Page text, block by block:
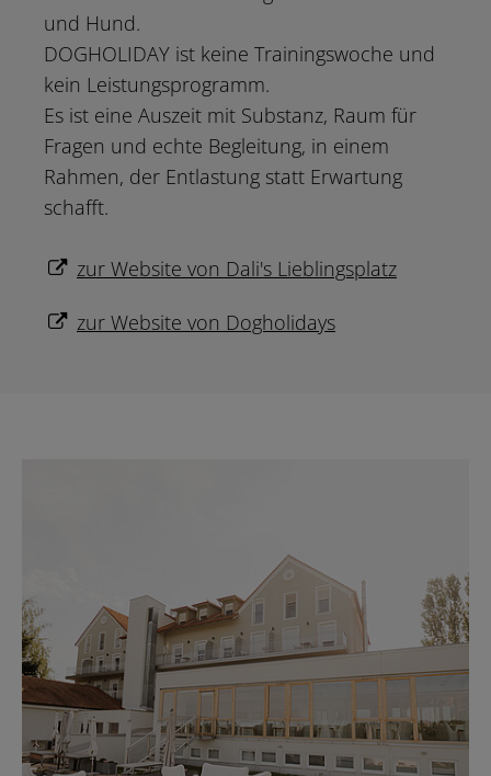
und Hund.
DOGHOLIDAY ist keine Trainingswoche und
kein Leistungsprogramm.
Es ist eine Auszeit mit Substanz, Raum für
Fragen und echte Begleitung, in einem
Rahmen, der Entlastung statt Erwartung
schafft.
zur Website von Dali's Lieblingsplatz
zur Website von Dogholidays